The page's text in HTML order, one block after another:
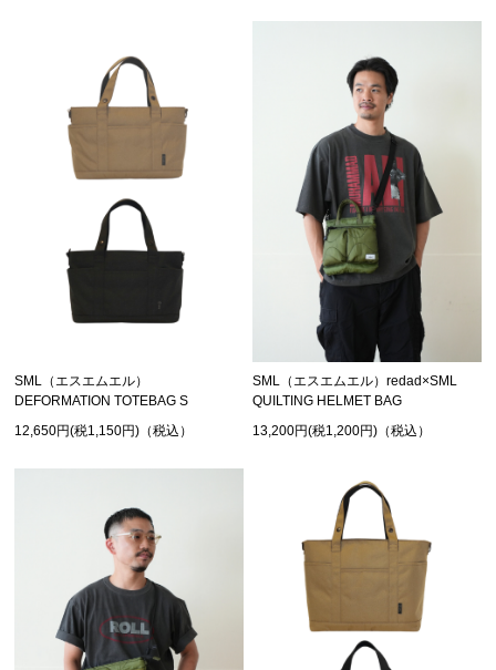
SML（エスエムエル）
DEFORMATION TOTEBAG S
12,650円(税1,150円)（税込）
SML（エスエムエル）redad×SML
QUILTING HELMET BAG
13,200円(税1,200円)（税込）